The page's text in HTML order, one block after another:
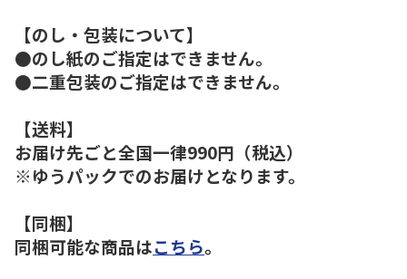
【のし・包装について】
●のし紙のご指定はできません。
●二重包装のご指定はできません。
【送料】
お届け先ごと全国一律990円（税込）
※ゆうパックでのお届けとなります。
【同梱】
同梱可能な商品はこちら。